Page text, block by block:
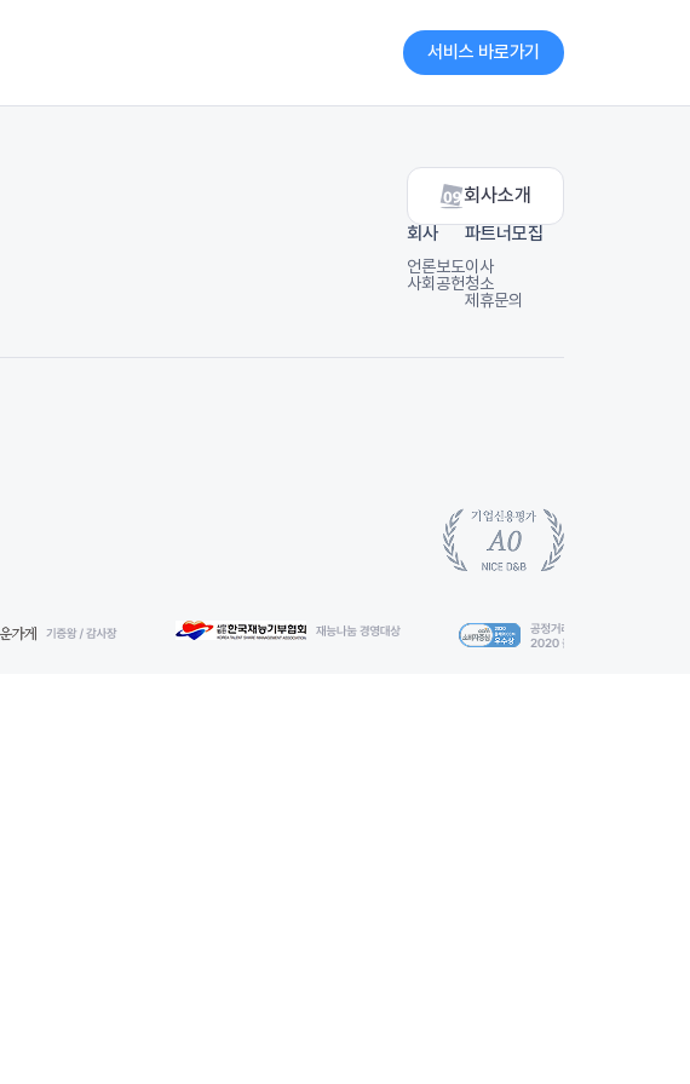
서비스 바로가기
회사소개
회사
언론보도
사회공헌
파트너모집
이사
청소
제휴문의